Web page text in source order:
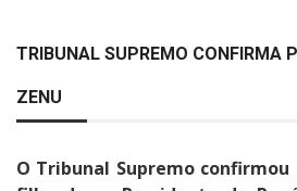
TRIBUNAL SUPREMO CONFIRMA
ZENU
O Tribunal Supremo